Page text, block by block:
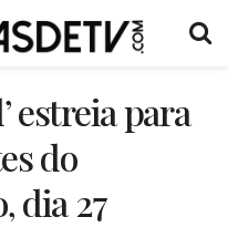
estreia para
do
dia 27